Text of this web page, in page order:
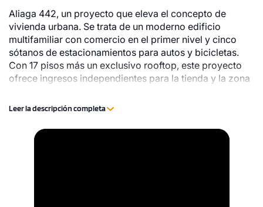
Aliaga 442, un proyecto que eleva el concepto de
vivienda urbana. Se trata de un moderno edificio
multifamiliar con comercio en el primer nivel y cinco
sótanos de estacionamientos para autos y bicicletas.
Con 17 pisos más un exclusivo rooftop, este proyecto
ofrece ingresos independientes para la tienda y la zona
áreas comunes, tres ascensores y un completo sistema
de humo y más— cumplen con los más altos
estándares. Su fachada combina concreto expuesto,
Leer la descripción completa
Video